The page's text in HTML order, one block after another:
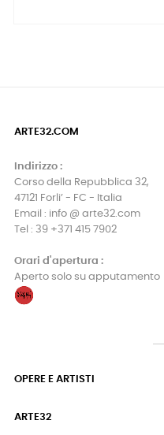
ARTE32.COM
Indirizzo :
Corso della Repubblica 32,
47121 Forli’ - FC - Italia
Email : info @ arte32.com
Tel : 39 +371 415 7902
Orari d'apertura :
Aperto solo su apputamento
OPERE E ARTISTI
ARTE32